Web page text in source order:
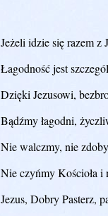
Jeżeli idzie się razem z
Łagodność jest
Dzięki Jezusowi,
Bądźmy łagodni,
Nie walczmy, nie
Nie czyńmy Kościoła i
Jezus, Dobry Pasterz,